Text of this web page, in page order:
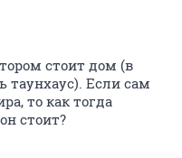
стоит дом (в
таунхаус). Если сам
то как тогда
стоит?